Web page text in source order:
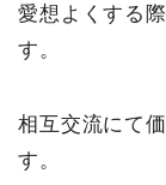
愛想よくする
す。
相互交流にて
す。